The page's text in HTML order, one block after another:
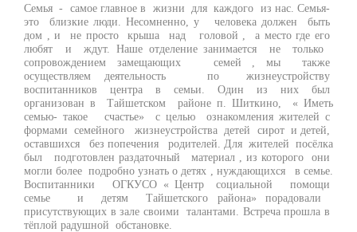
Семья - самое главное в жизни для каждого из нас. Семья-
это близкие люди. Несомненно, у человека должен быть
дом , и не просто крыша над головой , а место где его
любят и ждут. Наше отделение занимается не только
сопровождением замещающих семей , мы также
осуществляем деятельность по жизнеустройству
воспитанников центра в семьи. Один из них был
организован в Тайшетском районе п. Шиткино, « Иметь
семью- такое счастье» с целью ознакомления жителей с
формами семейного жизнеустройства детей сирот и детей,
оставшихся без попечения родителей. Для жителей посёлка
был подготовлен раздаточный материал , из которого они
могли более подробно узнать о детях , нуждающихся в семье.
Воспитанники ОГКУСО « Центр социальной помощи
семье и детям Тайшетского района» порадовали
присутствующих в зале своими талантами. Встреча прошла в
тёплой радушной обстановке.